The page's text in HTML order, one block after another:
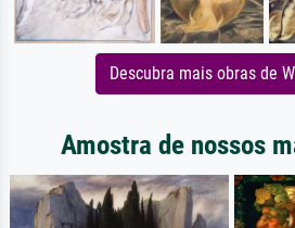
Descubra mais obras de
Amostra de nossos